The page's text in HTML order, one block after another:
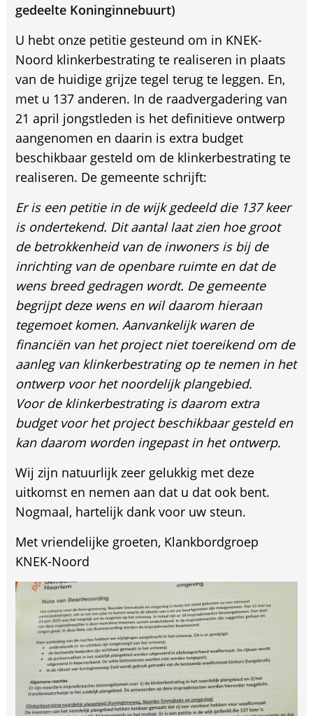
gedeelte Koninginnebuurt)
U hebt onze petitie gesteund om in KNEK-
Noord klinkerbestrating te realiseren in plaats
van de huidige grijze tegel terug te leggen. En,
met u 137 anderen. In de raadvergadering van
21 april jongstleden is het definitieve ontwerp
aangenomen en daarin is extra budget
beschikbaar gesteld om de klinkerbestrating te
realiseren. De gemeente schrijft:
Er is een petitie in de wijk gedeeld die 137 keer
is ondertekend. Dit aantal laat zien hoe groot
de betrokkenheid van de inwoners is bij de
inrichting van de openbare ruimte en dat de
wens breed gedragen wordt. De gemeente
begrijpt deze wens en wil daarom hieraan
tegemoet komen. Aanvankelijk waren de
financiën van het project niet toereikend om de
aanleg van klinkerbestrating op te nemen in het
ontwerp voor het noordelijk plangebied.
Voor de klinkerbestrating is daarom extra
budget voor het project beschikbaar gesteld en
kan daarom worden ingepast in het ontwerp.
Wij zijn natuurlijk zeer gelukkig met deze
uitkomst en nemen aan dat u dat ook bent.
Nogmaal, hartelijk dank voor uw steun.
Met vriendelijke groeten, Klankbordgroep
KNEK-Noord